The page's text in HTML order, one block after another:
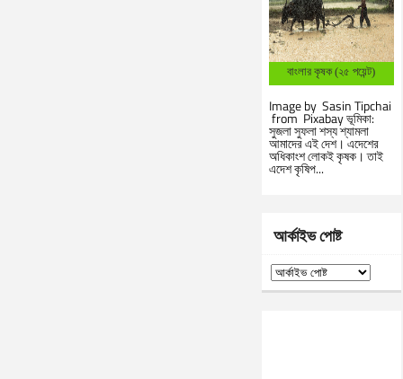
বাংলার কৃষক (২৫ পয়েন্ট)
Image by Sasin Tipchai
from Pixabay ভূমিকা:
সুজলা সুফলা শস্য শ্যামলা
আমাদের এই দেশ। এদেশের
অধিকাংশ লোকই কৃষক। তাই
এদেশ কৃষিপ...
আর্কাইভ পোষ্ট